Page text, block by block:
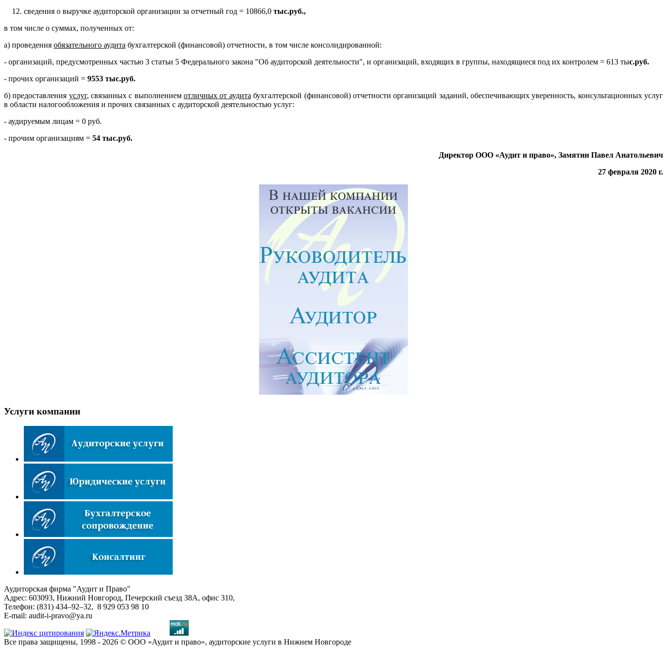
сведения о выручке аудиторской организации за отчетный год = 10866,0 тыс.руб.,
в том числе о суммах, полученных от:
а) проведения обязательного аудита бухгалтерской (финансовой) отчетности, в том числе консолидированной:
- организаций, предусмотренных частью 3 статьи 5 Федерального закона "Об аудиторской деятельности", и организаций, входящих в группы, находящиеся под их контролем = 613 тыс.руб.
- прочих организаций = 9553 тыс.руб.
б) предоставления услуг, связанных с выполнениемотличных от аудита бухгалтерской (финансовой) отчетности организаций заданий, обеспечивающих уверенность, консультационных услуг
в области налогообложения и прочих связанных с аудиторской деятельностью услуг:
- аудируемым лицам = 0 руб.
- прочим организациям = 54 тыс.руб.
Директор ООО «Аудит и право», Замятин Павел Анатольевич
27 февраля 2020 г.
Услуги компании
Аудиторская фирма "Аудит и Право"
Адрес: 603093, Нижний Новгород, Печерский съезд 38А, офис 310,
Телефон: (831) 434–92–32, 8 929 053 98 10
E-mail: audit-i-pravo@ya.ru
Все права защищены, 1998 - 2026 © ООО «Аудит и право», аудиторские услуги в Нижнем Новгороде